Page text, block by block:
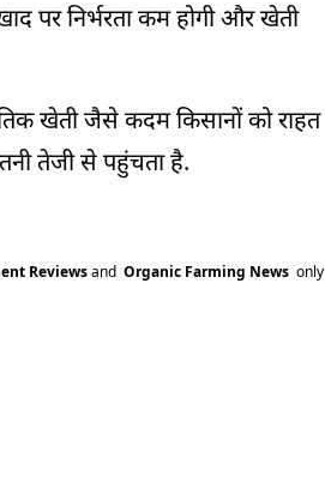
पर निर्भरता कम होगी और खेती
खेती जैसे कदम किसानों को राहत
तेजी से पहुंचता है.
Reviewsand Organic Farming News only